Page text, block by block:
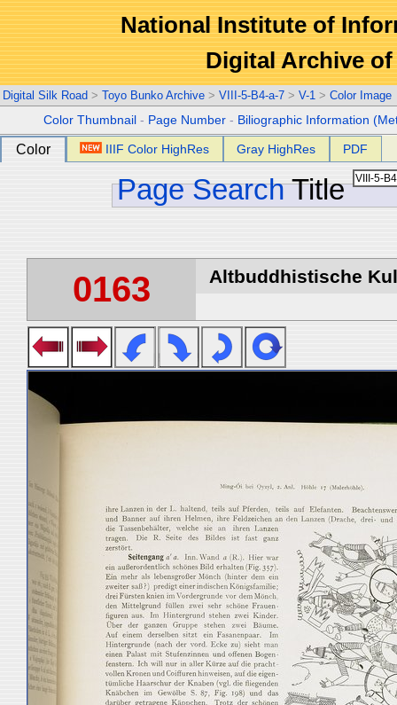
National Institute of
Digital Archive
Digital Silk Road > Toyo Bunko Archive > VIII-5-B4-a-7 > V-1 > Color Image
Color Thumbnail - Page Number - Biliographic Information
Color IIIF Color HighRes Gray HighRes PDF
Page Search Title
0163 Altbuddhistische